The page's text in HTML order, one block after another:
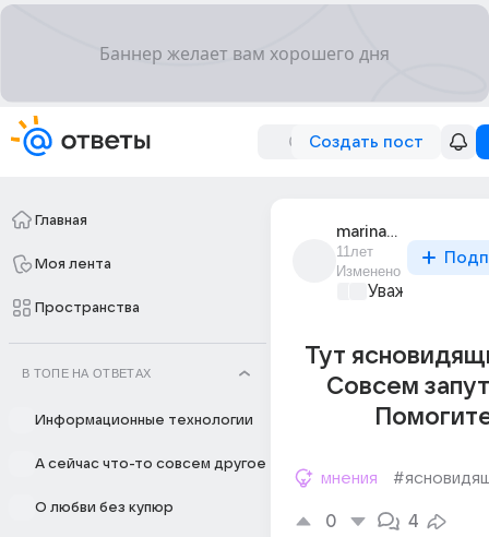
Создать пост
Главная
Моя лента
Пространства
В ТОПЕ НА ОТВЕТАХ
Информационные технологии
А сейчас что-то совсем другое
О любви без купюр
marina_shirokikh_5
11лет
Изменено
Уважаемый
Тут
Совсем
мнения
0 4